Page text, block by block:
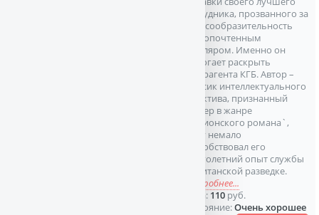
сотрудника, прозванного за
ум и сообразительность
Достопочтенным
Школяром. Именно он
помогает раскрыть
суперагента КГБ. Автор –
классик интеллектуального
детектива, признанный
мастер в жанре
`шпионского романа`,
чему немало
способствовал его
многолетний опыт службы
в британской разведке.
подробнее...
Цена: 110руб.
Состояние:Очень хорошее